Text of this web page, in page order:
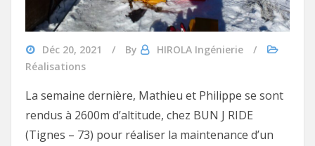
Déc 20, 2021 By
HIROLA Ingénierie
Réalisations
La semaine dernière, Mathieu et Philippe se sont
rendus à 2600m d’altitude, chez BUN J RIDE
(Tignes – 73) pour réaliser la maintenance d’un